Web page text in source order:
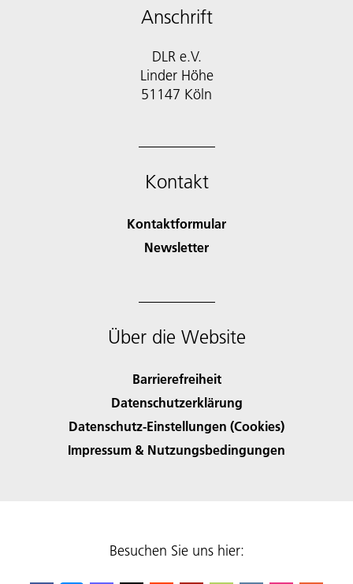
Anschrift
DLR e.V.
Linder Höhe
51147 Köln
Kontakt
Kontaktformular
Newsletter
Über die Website
Barrierefreiheit
Datenschutzerklärung
Datenschutz-Einstellungen (Cookies)
Impressum & Nutzungsbedingungen
Besuchen Sie uns hier: